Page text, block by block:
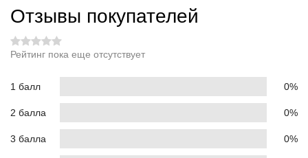
Отзывы покупателей
Рейтинг пока еще отсутствует
1 балл 0%
2 балла 0%
3 балла 0%